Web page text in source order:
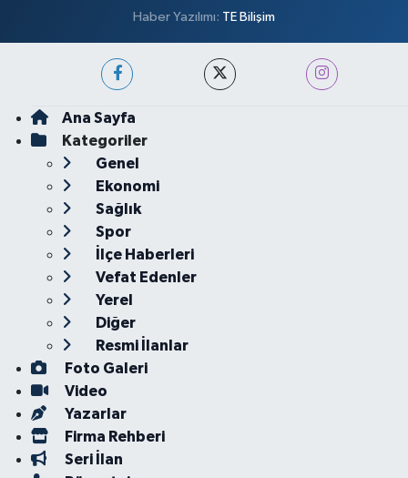
Haber Yazılımı: TE Bilişim
Ana Sayfa
Kategoriler
Genel
Ekonomi
Sağlık
Spor
İlçe Haberleri
Vefat Edenler
Yerel
Diğer
Resmi İlanlar
Foto Galeri
Video
Yazarlar
Firma Rehberi
Seri İlan